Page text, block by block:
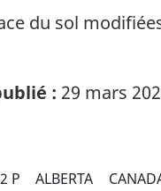
du sol
: 29 mars
P ALBERTA